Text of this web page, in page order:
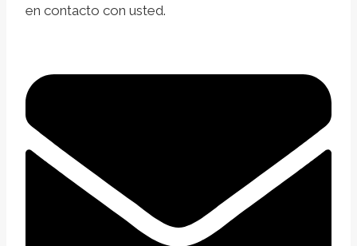
en contacto con usted.